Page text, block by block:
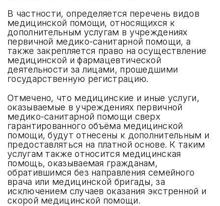
В частности, определяется перечень видов
медицинской помощи, относящихся к
дополнительным услугам в учреждениях
первичной медико-санитарной помощи, а
также закрепляется право на осуществление
медицинской и фармацевтической
деятельности за лицами, прошедшими
государственную регистрацию.
Отмечено, что медицинские и иные услуги,
оказываемые в учреждениях первичной
медико-санитарной помощи сверх
гарантированного объёма медицинской
помощи, будут отнесены к дополнительным и
предоставляться на платной основе. К таким
услугам также относится медицинская
помощь, оказываемая гражданам,
обратившимся без направления семейного
врача или медицинской бригады, за
исключением случаев оказания экстренной и
скорой медицинской помощи.